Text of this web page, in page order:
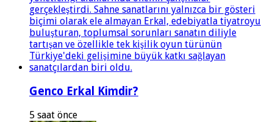
Genco Erkal Kimdir?
5 saat önce